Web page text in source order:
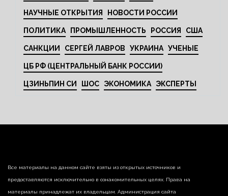
НАУЧНЫЕ ОТКРЫТИЯ НОВОСТИ РОССИИ
ПОЛИТИКА ПРОМЫШЛЕННОСТЬ РОССИЯ США
САНКЦИИ СЕРГЕЙ ЛАВРОВ УКРАИНА УЧЕНЫЕ
ЦБ РФ (ЦЕНТРАЛЬНЫЙ БАНК РОССИИ)
ЦЗИНЬПИН СИ ШОС ЭКОНОМИКА ЭКСПЕРТЫ
Все материалы на данном сайте взяты из открытых источников и
предоставляются исключительно в ознакомительных целях. Права на
материалы принадлежат их владельцам. Администрация сайта